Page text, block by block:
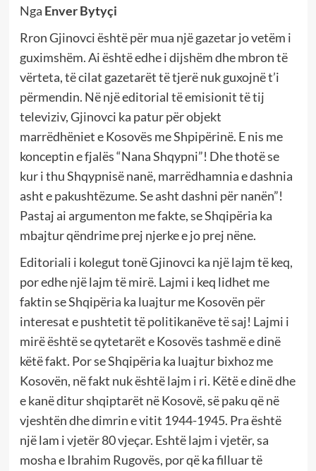
Nga Enver Bytyçi
Rron Gjinovci është për mua një gazetar jo vetëm i
guximshëm. Ai është edhe i dijshëm dhe mbron të
vërteta, të cilat gazetarët të tjerë nuk guxojnë t’i
përmendin. Në një editorial të emisionit të tij
televiziv, Gjinovci ka patur për objekt
marrëdhëniet e Kosovës me Shpipërinë. E nis me
konceptin e fjalës “Nana Shqypni”! Dhe thotë se
kur i thu Shqypnisë nanë, marrëdhamnia e dashnia
asht e pakushtëzume. Se asht dashni për nanën”!
Pastaj ai argumenton me fakte, se Shqipëria ka
mbajtur qëndrime prej njerke e jo prej nëne.
Editoriali i kolegut tonë Gjinovci ka një lajm të keq,
por edhe një lajm të mirë. Lajmi i keq lidhet me
faktin se Shqipëria ka luajtur me Kosovën për
interesat e pushtetit të politikanëve të saj! Lajmi i
mirë është se qytetarët e Kosovës tashmë e dinë
këtë fakt. Por se Shqipëria ka luajtur bixhoz me
Kosovën, në fakt nuk është lajm i ri. Këtë e dinë dhe
e kanë ditur shqiptarët në Kosovë, së paku që në
vjeshtën dhe dimrin e vitit 1944-1945. Pra është
një lam i vjetër 80 vjeçar. Eshtë lajm i vjetër, sa
mosha e Ibrahim Rugovës, por që ka filluar të